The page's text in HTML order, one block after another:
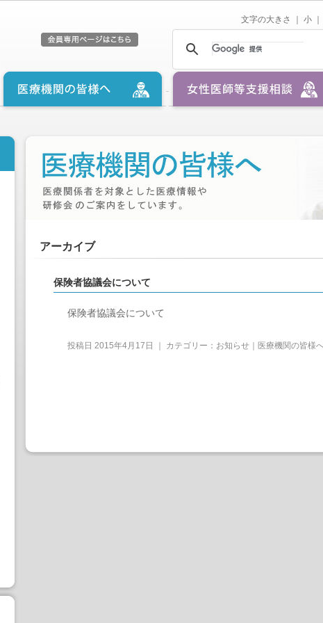
文字の大きさ ｜ 小
アーカイブ
保険者協議会について
保険者協議会について
投稿日 2015年4月17日 ｜ カテゴリー： お知らせ｜医療機関の皆様